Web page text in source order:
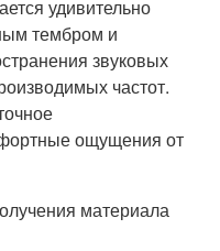
удивительно
тембром и
звуковых
частот.
ощущения от
материала